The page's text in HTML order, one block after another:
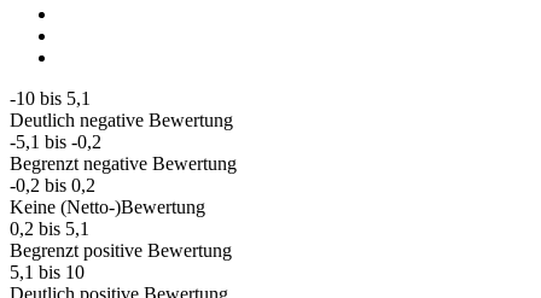
-10 bis 5,1
Deutlich negative Bewertung
-5,1 bis -0,2
Begrenzt negative Bewertung
-0,2 bis 0,2
Keine (Netto-)Bewertung
0,2 bis 5,1
Begrenzt positive Bewertung
5,1 bis 10
Deutlich positive Bewertung